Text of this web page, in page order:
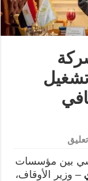
بين مؤسسات
– وزير الأوقاف،